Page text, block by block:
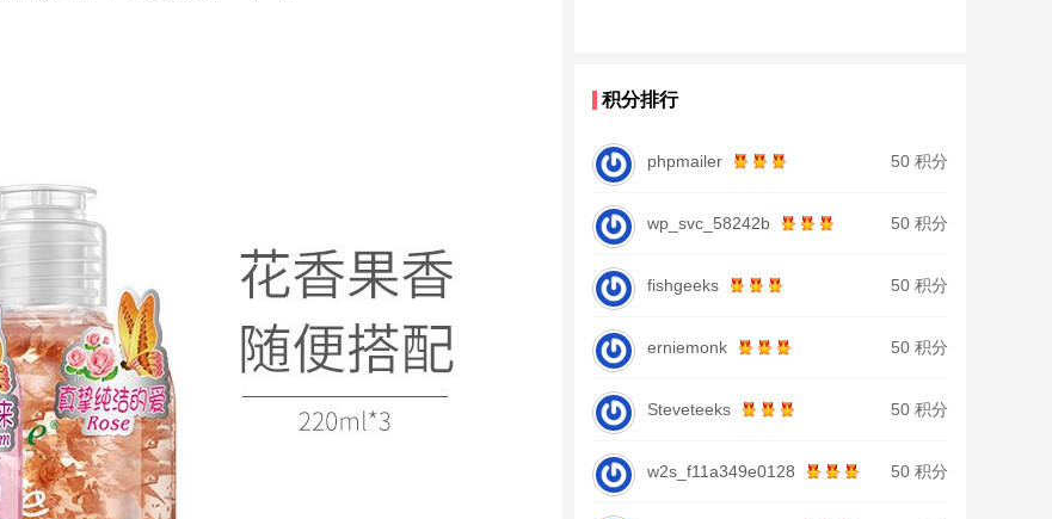
积分排行
phpmailer 50 积分
wp_svc_58242b 50 积分
fishgeeks 50 积分
erniemonk 50 积分
Steveteeks 50 积分
w2s_f11a349e0128 50 积分